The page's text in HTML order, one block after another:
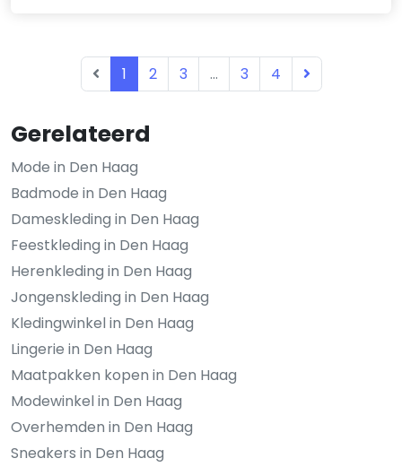
Gerelateerd
Mode in Den Haag
Badmode in Den Haag
Dameskleding in Den Haag
Feestkleding in Den Haag
Herenkleding in Den Haag
Jongenskleding in Den Haag
Kledingwinkel in Den Haag
Lingerie in Den Haag
Maatpakken kopen in Den Haag
Modewinkel in Den Haag
Overhemden in Den Haag
Sneakers in Den Haag
1 2 3 ... 3 4